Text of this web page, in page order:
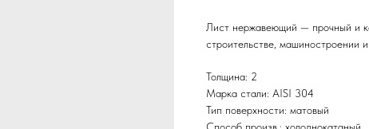
Лист нержавеющий — прочный и
строительстве, машиностроении
Толщина: 2
Марка стали: AISI 304
Тип поверхности: матовый